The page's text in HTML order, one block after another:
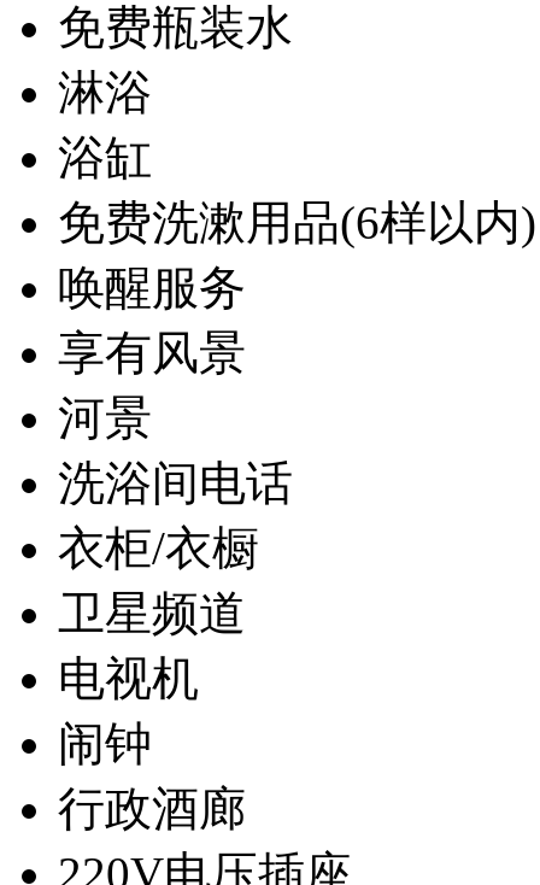
免费瓶装水
淋浴
浴缸
免费洗漱用品(6样以内)
唤醒服务
享有风景
河景
洗浴间电话
衣柜/衣橱
卫星频道
电视机
闹钟
行政酒廊
220V电压插座